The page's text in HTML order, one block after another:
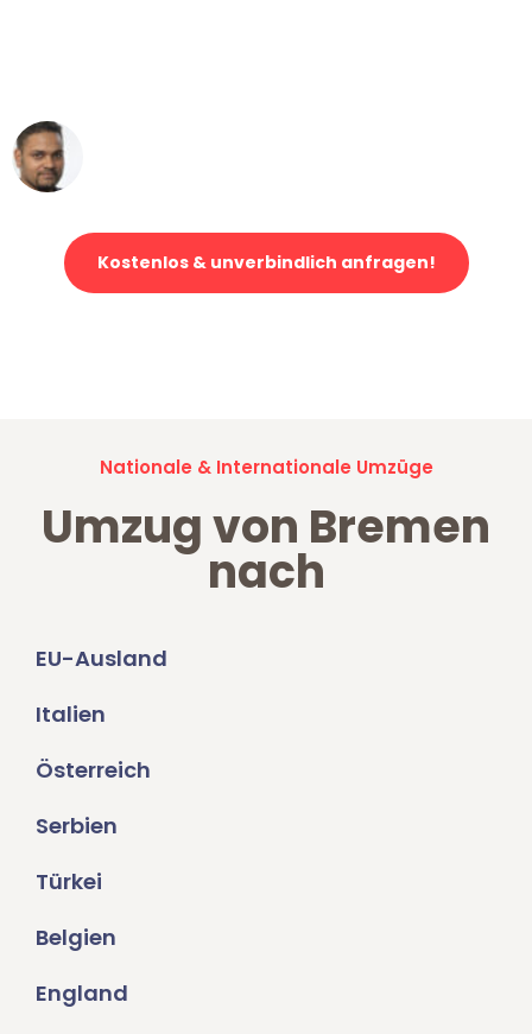
Kostenlos & unverbindlich anfragen!
Nationale & Internationale Umzüge
Umzug von Bremen
nach
EU-Ausland
Italien
Österreich
Serbien
Türkei
Belgien
England